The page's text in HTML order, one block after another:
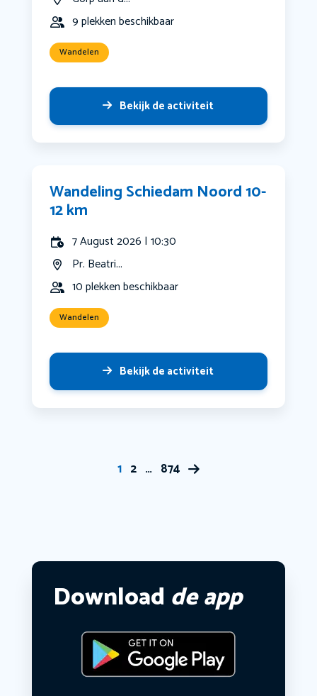
9 plekken beschikbaar
Wandelen
Bekijk de activiteit
Wandeling Schiedam Noord 10-
12 km
7 August 2026 | 10:30
Pr. Beatri...
10 plekken beschikbaar
Wandelen
Bekijk de activiteit
1 2 … 874
Download de app